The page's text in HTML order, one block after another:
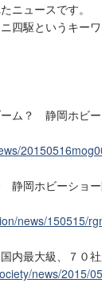
ニュースです。
四駆というキー
ム？ 静岡ホビ
静岡ホビーショ
news/150515/
内最大級、７０
news/2015/